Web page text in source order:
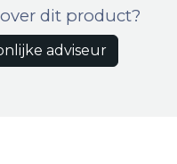
dit product?
adviseur